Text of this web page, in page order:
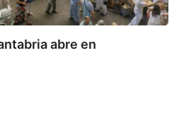
abre en